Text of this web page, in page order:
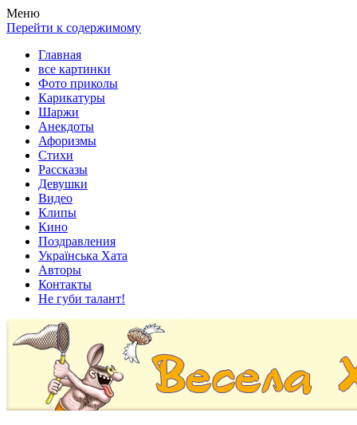
Весела хата — прикольные картинки, смешные истории,
клипы!
Покажем всем ваши фото приколы, карикатуры, шаржи, стихи,
рассказы, видео и песни!
Меню
Перейти к содержимому
Главная
все картинки
Фото приколы
Карикатуры
Шаржи
Анекдоты
Афоризмы
Стихи
Рассказы
Девушки
Видео
Клипы
Кино
Поздравления
Українська Хата
Авторы
Контакты
Не губи талант!